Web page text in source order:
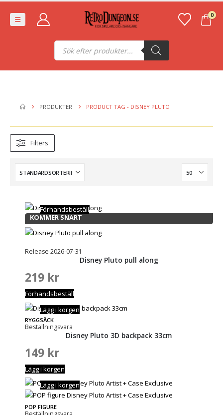
0
Produktsökning
PRODUKTER PRODUCT TAG - DISNEY PLUTO
Filters
KOMMER SNART
Release 2026-07-31
Förhandsbeställ
Disney Pluto pull along
219 kr
Förhandsbeställ
RYGGSÄCK
Beställningsvara
Lägg i korgen
Disney Pluto 3D backpack 33cm
149 kr
Lägg i korgen
POP FIGURE
Lägg i korgen